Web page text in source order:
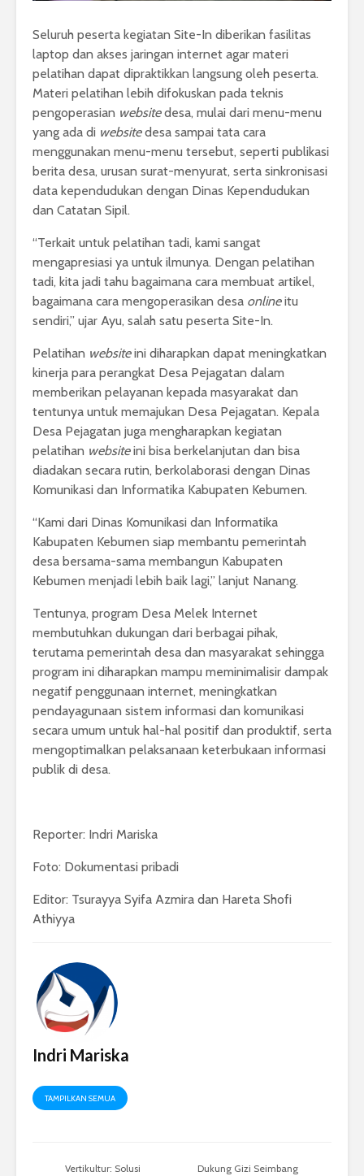
Seluruh peserta kegiatan Site-In diberikan fasilitas
laptop dan akses jaringan internet agar materi
pelatihan dapat dipraktikkan langsung oleh peserta.
Materi pelatihan lebih difokuskan pada teknis
pengoperasian websitedesa, mulai dari menu-menu
yang ada di websitedesa sampai tata cara
menggunakan menu-menu tersebut, seperti publikasi
berita desa, urusan surat-menyurat, serta sinkronisasi
data kependudukan dengan Dinas Kependudukan
dan Catatan Sipil.
“Terkait untuk pelatihan tadi, kami sangat
mengapresiasi ya untuk ilmunya. Dengan pelatihan
tadi, kita jadi tahu bagaimana cara membuat artikel,
bagaimana cara mengoperasikan desa onlineitu
sendiri,” ujar Ayu, salah satu peserta Site-In.
Pelatihan websiteini diharapkan dapat meningkatkan
kinerja para perangkat Desa Pejagatan dalam
memberikan pelayanan kepada masyarakat dan
tentunya untuk memajukan Desa Pejagatan. Kepala
Desa Pejagatan juga mengharapkan kegiatan
pelatihan websiteini bisa berkelanjutan dan bisa
diadakan secara rutin, berkolaborasi dengan Dinas
Komunikasi dan Informatika Kabupaten Kebumen.
“Kami dari Dinas Komunikasi dan Informatika
Kabupaten Kebumen siap membantu pemerintah
desa bersama-sama membangun Kabupaten
Kebumen menjadi lebih baik lagi,” lanjut Nanang.
Tentunya, program Desa Melek Internet
membutuhkan dukungan dari berbagai pihak,
terutama pemerintah desa dan masyarakat sehingga
program ini diharapkan mampu meminimalisir dampak
negatif penggunaan internet, meningkatkan
pendayagunaan sistem informasi dan komunikasi
secara umum untuk hal-hal positif dan produktif, serta
mengoptimalkan pelaksanaan keterbukaan informasi
publik di desa.
Reporter: Indri Mariska
Foto: Dokumentasi pribadi
Editor: Tsurayya Syifa Azmira dan Hareta Shofi
Athiyya
Indri Mariska
TAMPILKAN SEMUA
Vertikultur: Solusi
Dukung Gizi Seimbang